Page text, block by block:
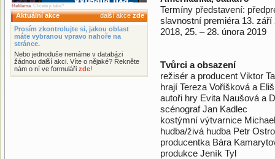
Reklama. Chcete ji také?
Aktuální akce další akcezde
Prosím zkontrolujte si, jakou oblast
máte vybranou vpravo nahoře na
stránce.
Nebo jednoduše nemáme v databázi
žádnou další akci. Víte o nějaké? Řekněte
nám o ní ve formuláři zde!
Termíny představení:
slavnostní premiéra 13. září
2018, 25. – 28. února 2019
Tvůrci a obsazení
režisér a producent Viktor
hrají Tereza Voříšková a
autoři hry Evita Naušová a
scénograf Jan Kadlec
kostýmní výtvarnice
hudba/živá hudba Petr
producentka Bára
produkce Jeník Tyl